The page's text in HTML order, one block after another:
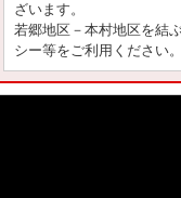
ざいます。
若郷地区－本村地区を結
シー等をご利用ください。